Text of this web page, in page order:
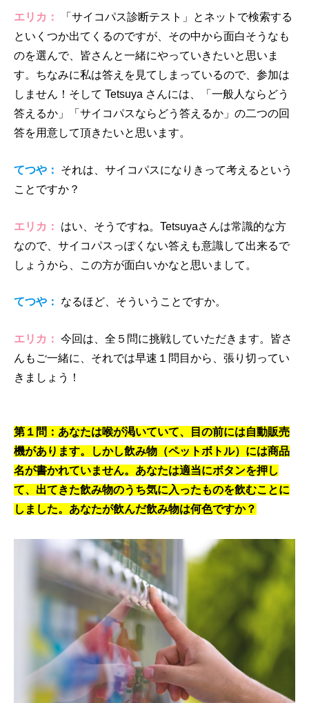
エリカ：
「サイコパス診断テスト」とネットで検索する
といくつか出てくるのですが、その中から面白そうなも
のを選んで、皆さんと一緒にやっていきたいと思いま
す。ちなみに私は答えを見てしまっているので、参加は
しません！そして Tetsuya さんには、「一般人ならどう
答えるか」「サイコパスならどう答えるか」の二つの回
答を用意して頂きたいと思います。
てつや：
それは、サイコパスになりきって考えるという
ことですか？
エリカ：
はい、そうですね。Tetsuyaさんは常識的な方
なので、サイコパスっぽくない答えも意識して出来るで
しょうから、この方が面白いかなと思いまして。
てつや： なるほど、そういうことですか。
エリカ： 今回は、全５問に挑戦していただきます。皆さ
んもご一緒に、それでは早速１問目から、張り切ってい
きましょう！
第１問：あなたは喉が渇いていて、目の前には自動販売
機があります。しかし飲み物（ペットボトル）には商品
名が書かれていません。あなたは適当にボタンを押し
て、出てきた飲み物のうち気に入ったものを飲むことに
しました。あなたが飲んだ飲み物は何色ですか？